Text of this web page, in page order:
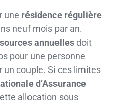
une résidence régulière
neuf mois par an.
annuelles doit
pour une personne
un couple. Si ces limites
d’Assurance
allocation sous